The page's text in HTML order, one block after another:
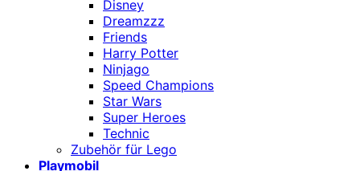
Disney
Dreamzzz
Friends
Harry Potter
Ninjago
Speed Champions
Star Wars
Super Heroes
Technic
Zubehör für Lego
Playmobil